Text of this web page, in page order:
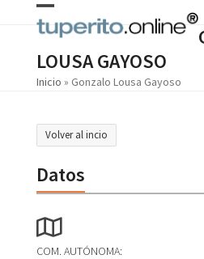
Open
mobile
menu
Close
mobile
menu
LOUSA GAYOSO
Inicio » Gonzalo Lousa Gayoso
Volver al incio
Datos
COM. AUTÓNOMA: